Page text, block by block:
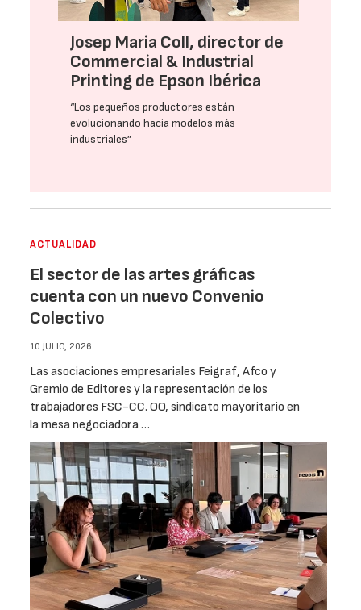
Josep Maria Coll, director de
Commercial & Industrial
Printing de Epson Ibérica
“Los pequeños productores están
evolucionando hacia modelos más
industriales”
ACTUALIDAD
El sector de las artes gráficas
cuenta con un nuevo Convenio
Colectivo
10 JULIO, 2026
Las asociaciones empresariales Feigraf, Afco y
Gremio de Editores y la representación de los
trabajadores FSC-CC. OO, sindicato mayoritario en
la mesa negociadora …